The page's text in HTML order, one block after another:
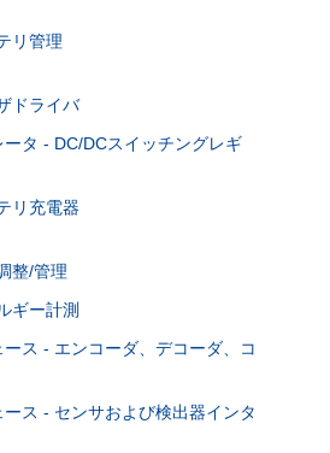
リ管理
ドライバ
ータ - DC/DCスイッチングレギ
リ充電器
整/管理
ギー計測
ース - エンコーダ、デコーダ、コ
ース - センサおよび検出器インタ